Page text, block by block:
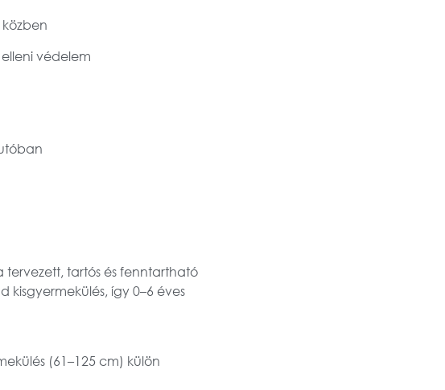
védelem
tervezett, tartós és fenntartható
így 0–6 éves
(61–125 cm) külön